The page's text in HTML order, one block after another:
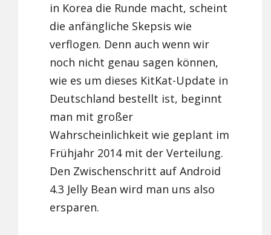
in Korea die Runde macht, scheint
die anfängliche Skepsis wie
verflogen. Denn auch wenn wir
noch nicht genau sagen können,
wie es um dieses KitKat-Update in
Deutschland bestellt ist, beginnt
man mit großer
Wahrscheinlichkeit wie geplant im
Frühjahr 2014 mit der Verteilung.
Den Zwischenschritt auf Android
4.3 Jelly Bean wird man uns also
ersparen.